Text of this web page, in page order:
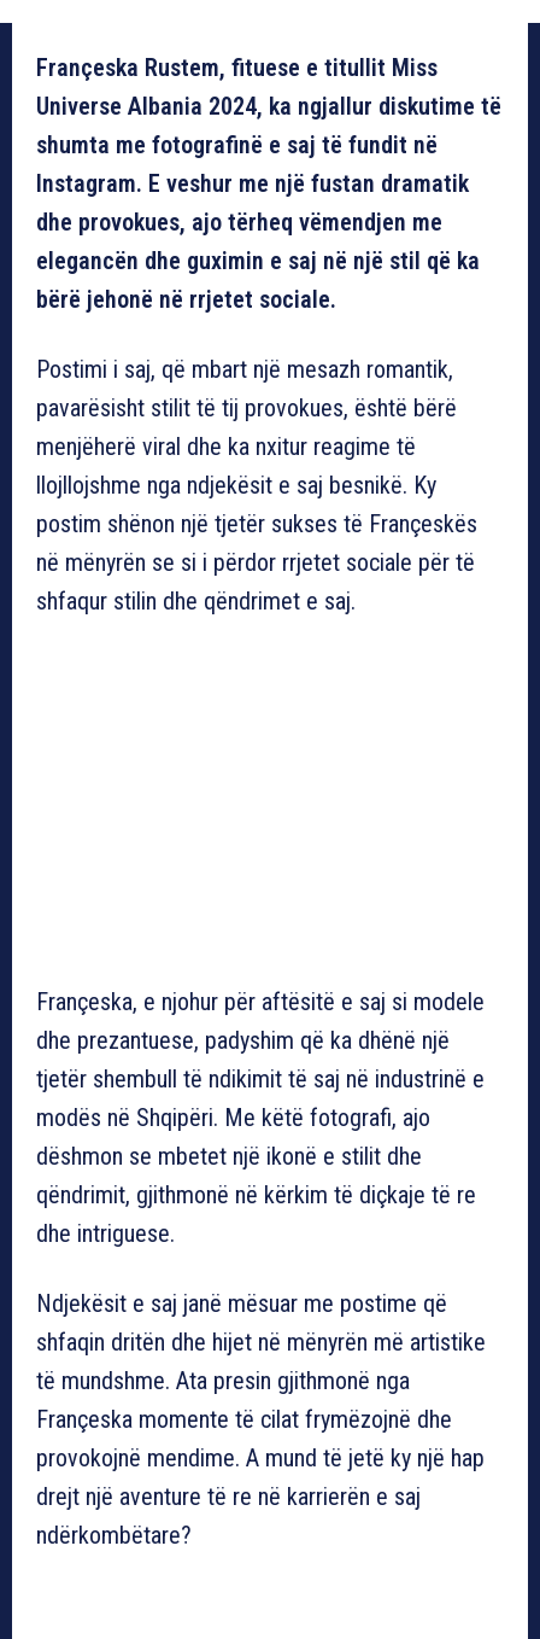
Françeska Rustem, fituese e titullit Miss
Universe Albania 2024, ka ngjallur diskutime të
shumta me fotografinë e saj të fundit në
Instagram. E veshur me një fustan dramatik
dhe provokues, ajo tërheq vëmendjen me
elegancën dhe guximin e saj në një stil që ka
bërë jehonë në rrjetet sociale.
Postimi i saj, që mbart një mesazh romantik,
pavarësisht stilit të tij provokues, është bërë
menjëherë viral dhe ka nxitur reagime të
llojllojshme nga ndjekësit e saj besnikë. Ky
postim shënon një tjetër sukses të Françeskës
në mënyrën se si i përdor rrjetet sociale për të
shfaqur stilin dhe qëndrimet e saj.
Françeska, e njohur për aftësitë e saj si modele
dhe prezantuese, padyshim që ka dhënë një
tjetër shembull të ndikimit të saj në industrinë e
modës në Shqipëri. Me këtë fotografi, ajo
dëshmon se mbetet një ikonë e stilit dhe
qëndrimit, gjithmonë në kërkim të diçkaje të re
dhe intriguese.
Ndjekësit e saj janë mësuar me postime që
shfaqin dritën dhe hijet në mënyrën më artistike
të mundshme. Ata presin gjithmonë nga
Françeska momente të cilat frymëzojnë dhe
provokojnë mendime. A mund të jetë ky një hap
drejt një aventure të re në karrierën e saj
ndërkombëtare?